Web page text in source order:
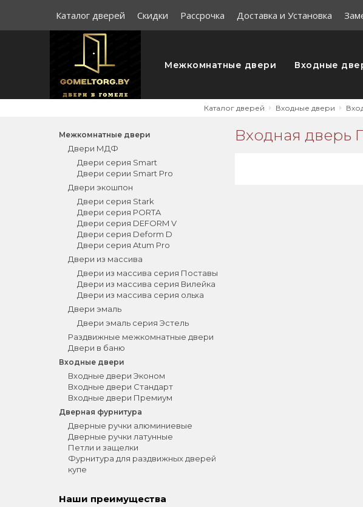
Каталог дверей Скидки Рассрочка Доставка и Установка
Межкомнатные двери Входные
Каталог дверей Входные двери
Межкомнатные двери
Двери МДФ
Двери серия Smart
Двери серии Smart Pro
Двери экошпон
Двери серия Stark
Двери серия PORTA
Двери серия DEFORM V
Двери серия Deform D
Двери серия Atum Pro
Двери из массива
Двери из массива серия Поставы
Двери из массива серия Вилейка
Двери из массива серия ольха
Двери эмаль
Двери эмаль серия Эстель
Раздвижные межкомнатные двери
Двери в баню
Входные двери
Входные двери Эконом
Входные двери Стандарт
Входные двери Премиум
Дверная фурнитура
Дверные ручки алюминиевые
Дверные ручки латунные
Петли и защелки
Фурнитура для раздвижных дверей
купе
Наши преимущества
Входная дверь